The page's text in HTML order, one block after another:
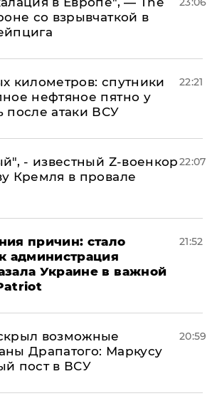
со взрывчаткой в
километров: спутники
нефтяное пятно у
после атаки ВСУ
22:21
- известный Z-военкор
Кремля в провале
22:07
причин: стало
администрация
Украине в важной
21:52
возможные
Драпатого: Маркусу
пост в ВСУ
20:59